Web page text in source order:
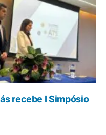
recebe I Simpósio